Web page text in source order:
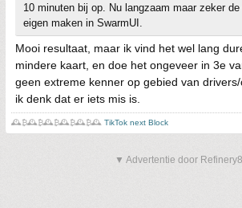
10 minuten bij op. Nu langzaam maar zeker
eigen maken in SwarmUI.
Mooi resultaat, maar ik vind het wel lang
mindere kaart, en doe het ongeveer in 3e
geen extreme kenner op gebied van
ik denk dat er iets mis is.
🕰️₿🕰️₿🕰️₿🕰️₿🕰️₿🕰️ TikTok next Block
▼ Advertentie door